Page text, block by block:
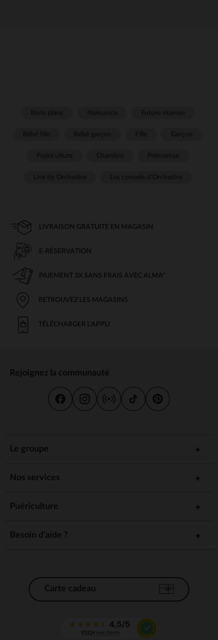
LIVRAISON GRATUITE EN MAGASIN
E-RÉSERVATION
PAIEMENT 3X SANS FRAIS AVEC ALMA*
RETROUVEZ LES MAGASINS
TÉLÉCHARGER L'APPLI
Rejoignez la communauté
Le groupe
Nos services
Puériculture
Besoin d'aide ?
Carte cadeau